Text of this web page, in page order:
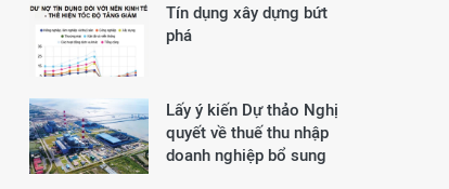
Tín dụng xây dựng bứt
phá
Lấy ý kiến Dự thảo Nghị
quyết về thuế thu nhập
doanh nghiệp bổ sung